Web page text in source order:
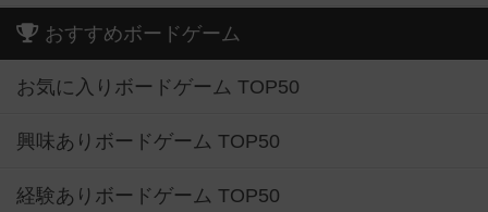
おすすめボードゲーム
お気に入りボードゲーム TOP50
興味ありボードゲーム TOP50
経験ありボードゲーム TOP50